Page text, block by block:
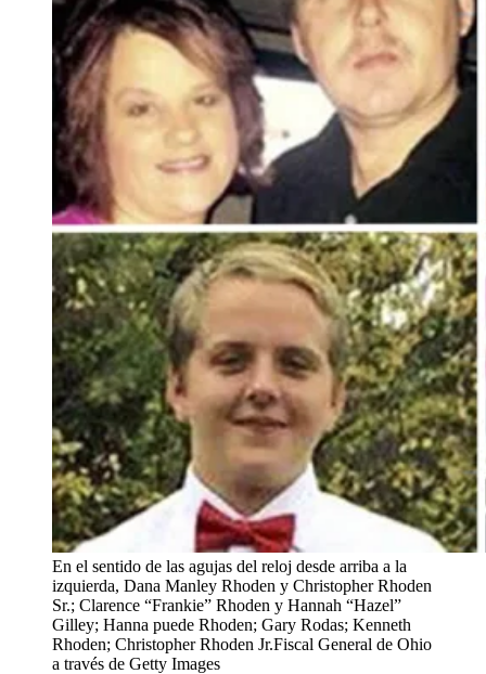
En el sentido de las agujas del reloj desde arriba a la
izquierda, Dana Manley Rhoden y Christopher Rhoden
Sr.; Clarence “Frankie” Rhoden y Hannah “Hazel”
Gilley; Hanna puede Rhoden; Gary Rodas; Kenneth
Rhoden; Christopher Rhoden Jr.Fiscal General de Ohio
a través de Getty Images